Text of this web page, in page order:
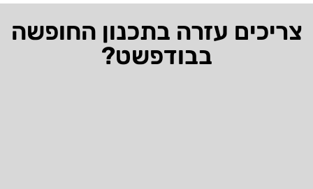
עזרה בתכנון החופשה
בבודפשט?